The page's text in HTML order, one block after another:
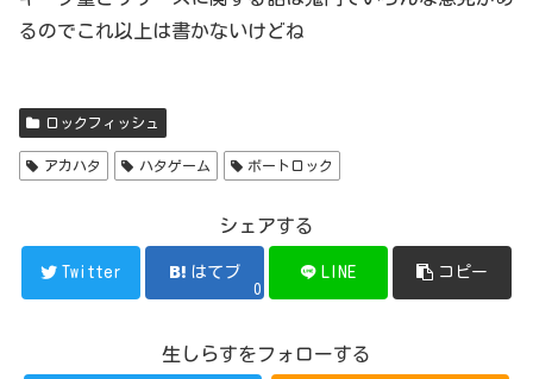
るのでこれ以上は書かないけどね
ロックフィッシュ
アカハタ ハタゲーム ボートロック
シェアする
Twitter はてブ
0
LINE コピー
生しらすをフォローする